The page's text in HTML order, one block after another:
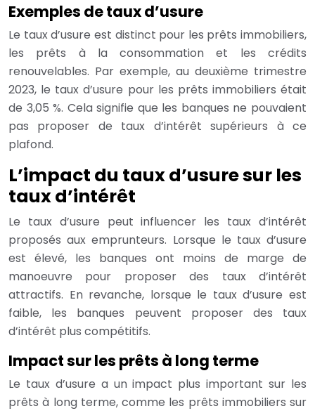
Exemples de taux d’usure
Le taux d’usure est distinct pour les prêts immobiliers,
les prêts à la consommation et les crédits
renouvelables. Par exemple, au deuxième trimestre
2023, le taux d’usure pour les prêts immobiliers était
de 3,05 %. Cela signifie que les banques ne pouvaient
pas proposer de taux d’intérêt supérieurs à ce
plafond.
L’impact du taux d’usure sur les
taux d’intérêt
Le taux d’usure peut influencer les taux d’intérêt
proposés aux emprunteurs. Lorsque le taux d’usure
est élevé, les banques ont moins de marge de
manoeuvre pour proposer des taux d’intérêt
attractifs. En revanche, lorsque le taux d’usure est
faible, les banques peuvent proposer des taux
d’intérêt plus compétitifs.
Impact sur les prêts à long terme
Le taux d’usure a un impact plus important sur les
prêts à long terme, comme les prêts immobiliers sur